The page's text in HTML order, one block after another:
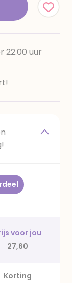
22.00 uur
voor jou
27,60
Korting